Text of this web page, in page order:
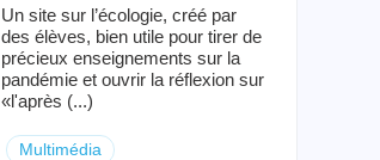
Un site sur l’écologie, créé par
des élèves, bien utile pour tirer de
précieux enseignements sur la
pandémie et ouvrir la réflexion sur
«l'après (...)
Multimédia